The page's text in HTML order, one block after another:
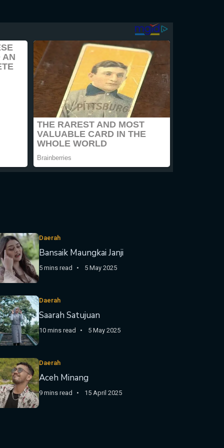
Daerah
Bansaik Maungkai Janji
5 mins read 5 May 2025
Daerah
Saarah Satujuan
10 mins read 5 May 2025
Daerah
Aceh Minang
9 mins read 15 April 2025